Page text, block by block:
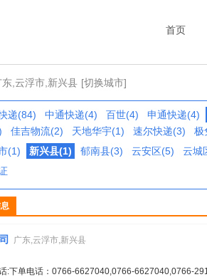
首页
东,云浮市,新兴县 [切换城市]
递(84) 中通快递(4) 百世(4)
申通快递(4)
佳吉物流(2) 天地华宇(1) 速尔快递(3)
极
(1) 新兴县(1) 郁南县(3) 云安区(5)
云城
广东,云浮市,新兴县
:下单电话：0766-6627040,0766-6627040,0766-